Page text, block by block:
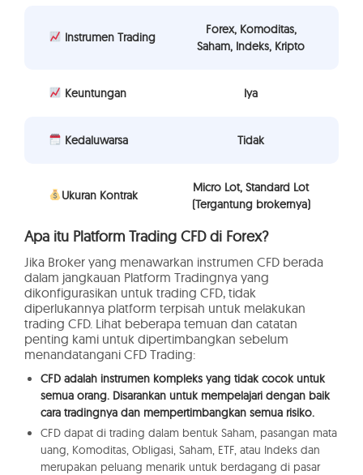
Instrumen Trading
Forex, Komoditas,
Saham, Indeks, Kripto
Keuntungan Iya
Kedaluwarsa Tidak
Ukuran Kontrak
Micro Lot, Standard Lot
(Tergantung brokernya)
Apa itu Platform Trading CFD di Forex?
Jika Broker yang menawarkan instrumen CFD berada
dalam jangkauan Platform Tradingnya yang
dikonfigurasikan untuk trading CFD, tidak
diperlukannya platform terpisah untuk melakukan
trading CFD. Lihat beberapa temuan dan catatan
penting kami untuk dipertimbangkan sebelum
menandatangani CFD Trading:
CFD adalah instrumen kompleks yang tidak cocok untuk
semua orang. Disarankan untuk mempelajari dengan baik
cara tradingnya dan mempertimbangkan semua risiko.
CFD dapat di trading dalam bentuk Saham, pasangan mata
uang, Komoditas, Obligasi, Saham, ETF, atau Indeks dan
merupakan peluang menarik untuk berdagang di pasar